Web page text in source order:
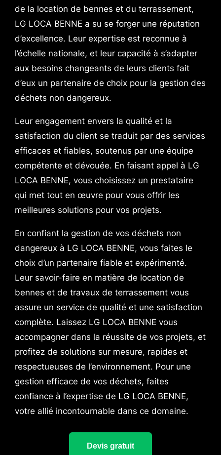
de la location de bennes et du terrassement,
LG LOCA BENNE a su se forger une réputation
d’excellence. Leur expertise est reconnue à
l’échelle nationale, et leur capacité à s’adapter
aux besoins changeants de leurs clients fait
d’eux un partenaire de choix pour la gestion des
déchets non dangereux.
Leur engagement envers la qualité et la
satisfaction du client se traduit par des services
efficaces et fiables, soutenus par une équipe
compétente et dévouée. En faisant appel à LG
LOCA BENNE, vous choisissez un prestataire
qui met tout en œuvre pour vous offrir les
meilleures solutions pour vos projets.
En confiant la gestion de vos déchets non
dangereux à LG LOCA BENNE, vous faites le
choix d’un partenaire fiable et expérimenté.
Leur savoir-faire en matière de location de
bennes et de travaux de terrassement vous
assure un service de qualité et une satisfaction
complète. Laissez LG LOCA BENNE vous
accompagner dans la réussite de vos projets, et
profitez de solutions sur mesure, rapides et
respectueuses de l’environnement. Pour une
gestion efficace de vos déchets, faites
confiance à l’expertise de LG LOCA BENNE,
votre allié incontournable dans ce domaine.
Devis gratuit